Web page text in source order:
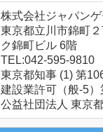
株式会社ジャパン
東京都立川市錦町
ク錦町ビル 6階
TEL:042-595-9810
東京都知事 (1) 第
建設業許可（般-5
公益社団法人 東京